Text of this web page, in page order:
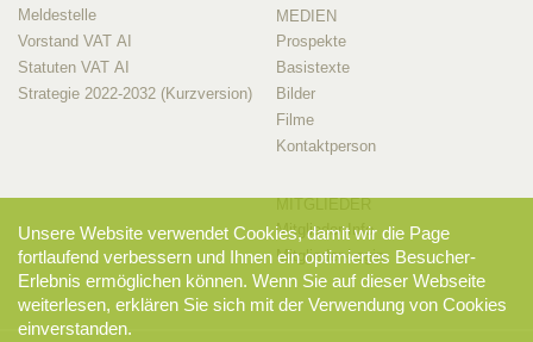
Meldestelle
Vorstand VAT AI
Statuten VAT AI
Strategie 2022-2032 (Kurzversion)
MEDIEN
Prospekte
Basistexte
Bilder
Filme
Kontaktperson
Mitglieder-Info
Mitglieder-Login
Unsere Website verwendet Cookies, damit wir die Page
fortlaufend verbessern und Ihnen ein optimiertes Besucher-
Erlebnis ermöglichen können. Wenn Sie auf dieser Webseite
weiterlesen, erklären Sie sich mit der Verwendung von Cookies
einverstanden.